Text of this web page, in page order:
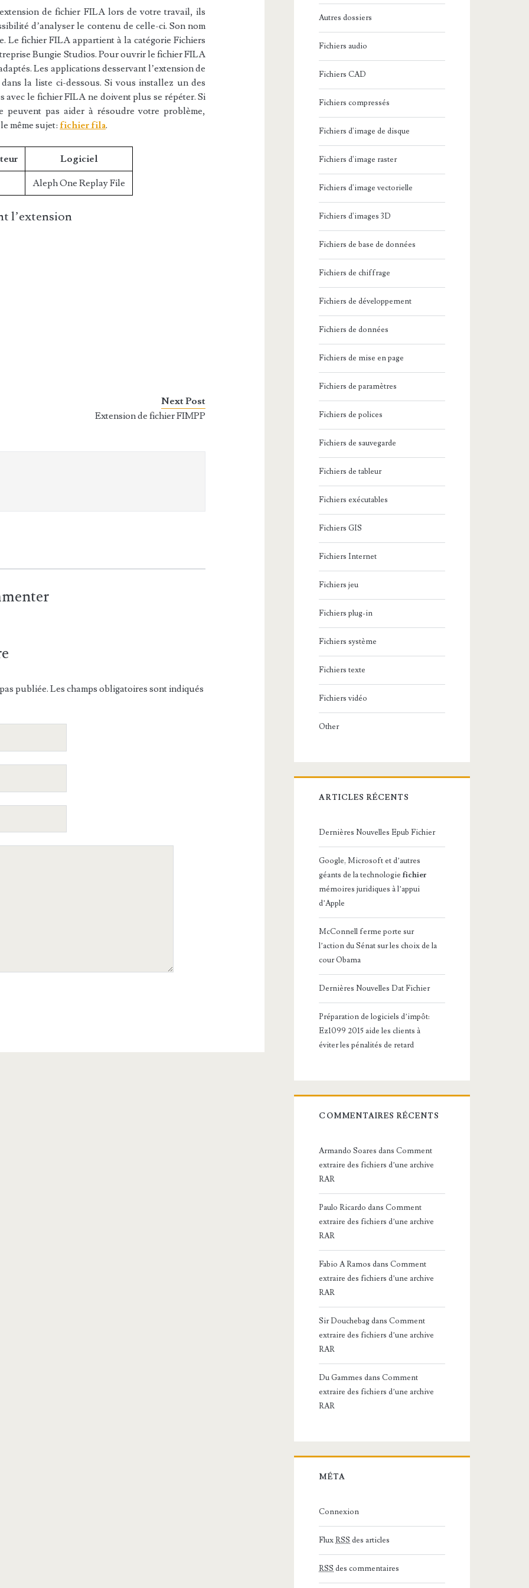
de fichier FILA lors de votre travail, ils
d’analyser le contenu de celle-ci. Son nom
Le fichier FILA appartient à la catégorie Fichiers
Bungie Studios. Pour ouvrir le fichier FILA
Les applications desservant l’extension de
la liste ci-dessous. Si vous installez un des
avec le fichier FILA ne doivent plus se répéter. Si
peuvent pas aider à résoudre votre problème,
même sujet: fichier fila.
Logiciel
Aleph One Replay File
l’extension
Next Post
Extension de fichier FIMPP
publiée. Les champs obligatoires sont indiqués
Autres dossiers
Fichiers audio
Fichiers CAD
Fichiers compressés
Fichiers d'image de disque
Fichiers d'image raster
Fichiers d'image vectorielle
Fichiers d'images 3D
Fichiers de base de données
Fichiers de chiffrage
Fichiers de développement
Fichiers de données
Fichiers de mise en page
Fichiers de paramètres
Fichiers de polices
Fichiers de sauvegarde
Fichiers de tableur
Fichiers exécutables
Fichiers GIS
Fichiers Internet
Fichiers jeu
Fichiers plug-in
Fichiers système
Fichiers texte
Fichiers vidéo
Other
ARTICLES RÉCENTS
Dernières Nouvelles Epub Fichier
Google, Microsoft et d’autres
géants de la technologiefichier
mémoires juridiques à l’appui
d’Apple
McConnell ferme porte sur
l’action du Sénat sur les choix de la
cour Obama
Dernières Nouvelles Dat Fichier
Préparation de logiciels d’impôt:
Ez1099 2015 aide les clients à
éviter les pénalités de retard
COMMENTAIRES RÉCENTS
Armando Soares dansComment
extraire des fichiers d’une archive
RAR
Paulo Ricardo dansComment
extraire des fichiers d’une archive
RAR
Fabio A Ramos dansComment
extraire des fichiers d’une archive
RAR
Sir DouchebagdansComment
extraire des fichiers d’une archive
RAR
Du Gammes dansComment
extraire des fichiers d’une archive
RAR
MÉTA
Connexion
FluxRSS des articles
RSS des commentaires